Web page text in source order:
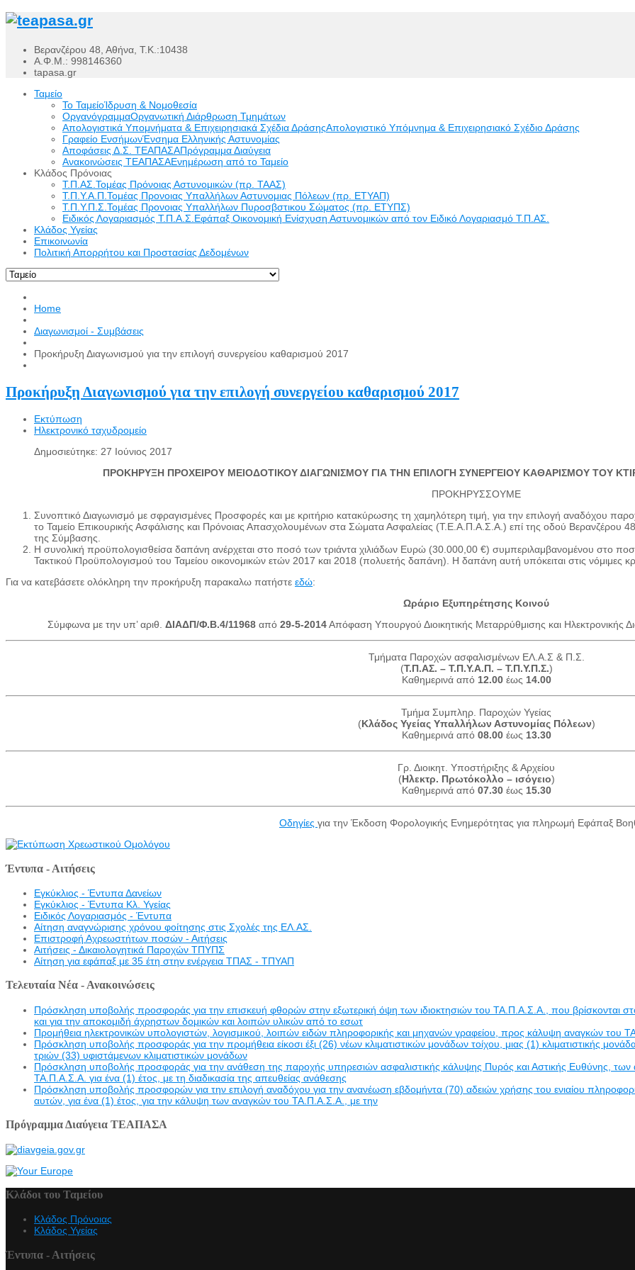
Βερανζέρου 48, Αθήνα, Τ.Κ.:10438
Α.Φ.Μ.: 998146360
tapasa.gr
Ταμείο
Το ΤαμείοΊδρυση & Νομοθεσία
ΟργανόγραμμαΟργανωτική Διάρθρωση Τμημάτων
Απολογιστικά Υπομνήματα & Επιχειρησιακά Σχέδια ΔράσηςΑπολογιστικό Υπόμνημα & Επιχειρησιακό Σχέδιο Δράσης
Γραφείο ΕνσήμωνΈνσημα Ελληνικής Αστυνομίας
Αποφάσεις Δ.Σ. ΤΕΑΠΑΣΑΠρόγραμμα Διαύγεια
Ανακοινώσεις ΤΕΑΠΑΣΑΕνημέρωση από το Ταμείο
Κλάδος Πρόνοιας
Τ.Π.ΑΣ.Τομέας Πρόνοιας Αστυνομικών (πρ. ΤΑΑΣ)
Τ.Π.Υ.Α.Π.Τομέας Προνοιας Υπαλλήλων Αστυνομιας Πόλεων (πρ. ΕΤΥΑΠ)
Τ.Π.Υ.Π.Σ.Τομέας Προνοιας Υπαλλήλων Πυροσβστικου Σώματος (πρ. ΕΤΥΠΣ)
Ειδικός Λογαριασμός Τ.Π.Α.Σ.Εφάπαξ Οικονομική Ενίσχυση Αστυνομικών από τον Ειδικό Λογαριασμό Τ.Π.ΑΣ.
Κλάδος Υγείας
Επικοινωνία
Πολιτική Απορρήτου και Προστασίας Δεδομένων
Home
Διαγωνισμοί - Συμβάσεις
Προκήρυξη Διαγωνισμού για την επιλογή συνεργείου καθαρισμού 2017
Προκήρυξη Διαγωνισμού για την επιλογή συνεργείου καθαρισμού 2017
Εκτύπωση
Ηλεκτρονικό ταχυδρομείο
Δημοσιεύτηκε: 27 Ιούνιος 2017
ΠΡΟΚΗΡΥΞΗ ΠΡΟΧΕΙΡΟΥ ΜΕΙΟΔΟΤΙΚΟΥ ΔΙΑΓΩΝΙΣΜΟΥ ΓΙΑ ΤΗΝ ΕΠΙΛΟΓΗ ΣΥΝΕΡΓΕΙΟΥ ΚΑΘΑΡΙΣΜΟΥ ΤΟΥ
ΠΡΟΚΗΡΥΣΣΟΥΜΕ
Συνοπτικό Διαγωνισμό με σφραγισμένες Προσφορές και με κριτήριο κατακύρωσης τη χαμηλότερη τιμή, για την επιλογή αναδόχου
το Ταμείο Επικουρικής Ασφάλισης και Πρόνοιας Απασχολουμένων στα Σώματα Ασφαλείας (Τ.Ε.Α.Π.Α.Σ.Α.) επί της οδού Βερανζέρου
της Σύμβασης.
Η συνολική προϋπολογισθείσα δαπάνη ανέρχεται στο ποσό των τριάντα χιλιάδων Ευρώ (30.000,00 €) συμπεριλαμβανομένου στο
Τακτικού Προϋπολογισμού του Ταμείου οικονομικών ετών 2017 και 2018 (πολυετής δαπάνη). Η δαπάνη αυτή υπόκειται στις νόμιμες
Για να κατεβάσετε ολόκληρη την προκήρυξη παρακαλω πατήστε εδώ:
Ωράριο Εξυπηρέτησης Κοινού
Σύμφωνα με την υπ’ αριθ. ΔΙΑΔΠ/Φ.Β.4/11968 από 29-5-2014Απόφαση Υπουργού Διοικητικής Μεταρρύθμισης και Ηλεκτρονικής
Τμήματα Παροχών ασφαλισμένων ΕΛ.Α.Σ & Π.Σ.
(Τ.Π.ΑΣ. – Τ.Π.Υ.Α.Π. – Τ.Π.Υ.Π.Σ.)
Καθημερινά από 12.00 έως 14.00
Τμήμα Συμπληρ. Παροχών Υγείας
(Κλάδος Υγείας Υπαλλήλων Αστυνομίας Πόλεων)
Καθημερινά από 08.00έως 13.30
Γρ. Διοικητ. Υποστήριξης & Αρχείου
(Ηλεκτρ. Πρωτόκολλο – ισόγειο)
Καθημερινά από 07.30έως 15.30
Οδηγίες για την Έκδοση Φορολογικής Ενημερότητας για πληρωμή Εφάπαξ
Έντυπα - Αιτήσεις
Εγκύκλιος - Έντυπα Δανείων
Εγκύκλιος - Έντυπα Κλ. Υγείας
Eιδικός Λογαριασμός - Έντυπα
Αίτηση αναγνώρισης χρόνου φοίτησης στις Σχολές της ΕΛ.ΑΣ.
Επιστροφή Αχρεωστήτων ποσών - Αιτήσεις
Αιτήσεις - Δικαιολογητικά Παροχών ΤΠΥΠΣ
Αίτηση για εφάπαξ με 35 έτη στην ενέργεια ΤΠΑΣ - ΤΠΥΑΠ
Τελευταία Νέα - Ανακοινώσεις
Πρόσκληση υποβολής προσφοράς για την επισκευή φθορών στην εξωτερική όψη των ιδιοκτησιών του ΤΑ.Π.Α.Σ.Α., που βρίσκονται
και για την αποκομιδή άχρηστων δομικών και λοιπών υλικών από το εσωτ
Προμήθεια ηλεκτρονικών υπολογιστών, λογισμικού, λοιπών ειδών πληροφορικής και μηχανών γραφείου, προς κάλυψη αναγκών του
Πρόσκληση υποβολής προσφοράς για την προμήθεια είκοσι έξι (26) νέων κλιματιστικών μονάδων τοίχου, μιας (1) κλιματιστικής
τριών (33) υφιστάμενων κλιματιστικών μονάδων
Πρόσκληση υποβολής προσφοράς για την ανάθεση της παροχής υπηρεσιών ασφαλιστικής κάλυψης Πυρός και Αστικής Ευθύνης,
ΤΑ.Π.Α.Σ.Α. για ένα (1) έτος, με τη διαδικασία της απευθείας ανάθεσης
Πρόσκληση υποβολής προσφορών για την επιλογή αναδόχου για την ανανέωση εβδομήντα (70) αδειών χρήσης του ενιαίου
αυτών, για ένα (1) έτος, για την κάλυψη των αναγκών του ΤΑ.Π.Α.Σ.Α., με την
Πρόγραμμα Διαύγεια ΤΕΑΠΑΣΑ
Κλάδοι του Ταμείου
Κλάδος Πρόνοιας
Κλάδος Υγείας
Έντυπα - Αιτήσεις